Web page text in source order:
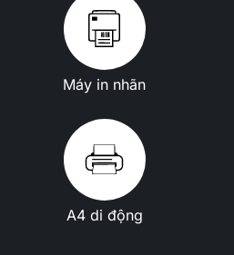
Máy in nhãn
A4 di động